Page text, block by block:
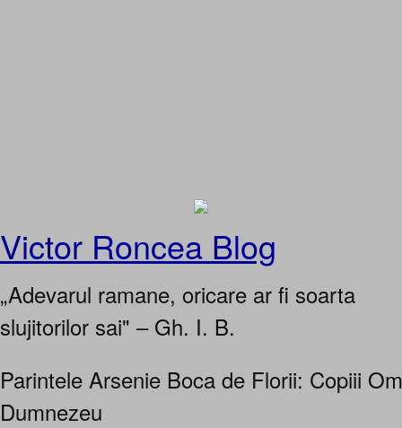
Victor Roncea Blog
„Adevarul ramane, oricare ar fi soarta
slujitorilor sai" – Gh. I. B.
Parintele Arsenie Boca de Florii: Copiii
Dumnezeu